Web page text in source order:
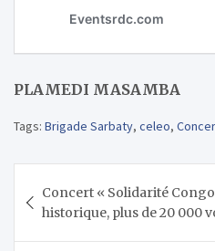
PLAMEDI MASAMBA
Tags: Brigade Sarbaty, celeo,
de
l’article
Concert « Solidarité
historique, plus de 20 000